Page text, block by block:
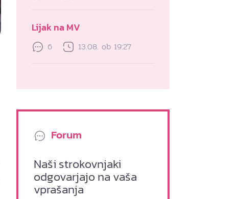
Lijak na MV
6 13.08. ob 19:27
Forum
Naši strokovnjaki
odgovarjajo na vaša
vprašanja